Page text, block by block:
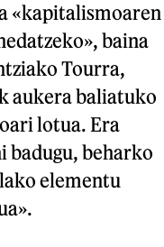
«kapitalismoaren
baina
Tourra,
aukera baliatuko
lotua. Era
badugu, beharko
elementu